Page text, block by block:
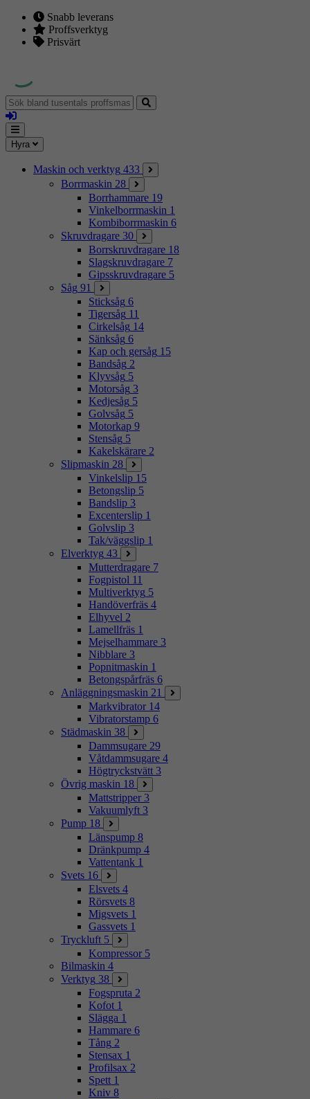
Snabb leverans
Proffsverktyg
Prisvärt
Sök
bland
tusentals
proffsmaskiner
Logga
in
Mina
sidor
Meny
Hyra
Maskin och verktyg 433
Borrmaskin 28
Borrhammare 19
Vinkelborrmaskin 1
Kombiborrmaskin 6
Skruvdragare 30
Borrskruvdragare 18
Slagskruvdragare 7
Gipsskruvdragare 5
Såg 91
Sticksåg 6
Tigersåg 11
Cirkelsåg 14
Sänksåg 6
Kap och gersåg 15
Bandsåg 2
Klyvsåg 5
Motorsåg 3
Kedjesåg 5
Golvsåg 5
Motorkap 9
Stensåg 5
Kakelskärare 2
Slipmaskin 28
Vinkelslip 15
Betongslip 5
Bandslip 3
Excenterslip 1
Golvslip 3
Tak/väggslip 1
Elverktyg 43
Mutterdragare 7
Fogpistol 11
Multiverktyg 5
Handöverfräs 4
Elhyvel 2
Lamellfräs 1
Mejselhammare 3
Nibblare 3
Popnitmaskin 1
Betongspårfräs 6
Anläggningsmaskin 21
Markvibrator 14
Vibratorstamp 6
Städmaskin 38
Dammsugare 29
Våtdammsugare 4
Högtryckstvätt 3
Övrig maskin 18
Mattstripper 3
Vakuumlyft 3
Pump 18
Länspump 8
Dränkpump 4
Vattentank 1
Svets 16
Elsvets 4
Rörsvets 8
Migsvets 1
Gassvets 1
Tryckluft 5
Kompressor 5
Bilmaskin 4
Verktyg 38
Fogspruta 2
Kofot 1
Slägga 1
Hammare 6
Tång 2
Stensax 1
Profilsax 2
Spett 1
Kniv 8